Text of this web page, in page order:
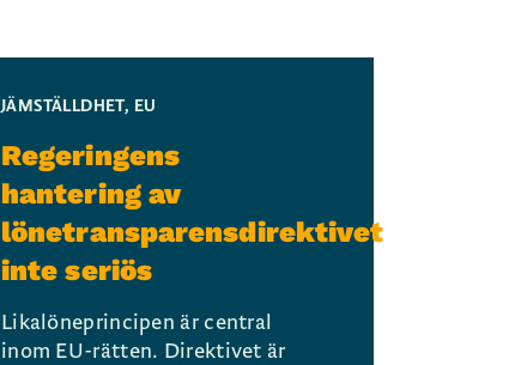
JÄMSTÄLLDHET, EU
Regeringens
hantering av
lönetransparensdirektivet
inte seriös
Likalöneprincipen är central
inom EU-rätten. Direktivet är